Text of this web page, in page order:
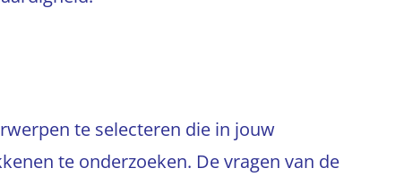
te selecteren die in jouw
te onderzoeken. De vragen van de